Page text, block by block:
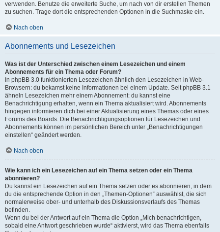
verwenden. Benutze die erweiterte Suche, um nach von dir erstellen Themen
zu suchen. Trage dort die entsprechenden Optionen in die Suchmaske ein.
Nach oben
Abonnements und Lesezeichen
Was ist der Unterschied zwischen einem Lesezeichen und einem
Abonnements für ein Thema oder Forum?
In phpBB 3.0 funktionierten Lesezeichen ähnlich den Lesezeichen in Web-
Browsern: du bekamst keine Informationen bei einem Update. Seit phpBB 3.1
ähneln Lesezeichen mehr einem Abonnement: du kannst eine
Benachrichtigung erhalten, wenn ein Thema aktualisiert wird. Abonnements
hingegen informieren dich bei einer Aktualisierung eines Themas oder eines
Forums des Boards. Die Benachrichtigungsoptionen für Lesezeichen und
Abonnements können im persönlichen Bereich unter „Benachrichtigungen
einstellen“ geändert werden.
Nach oben
Wie kann ich ein Lesezeichen auf ein Thema setzen oder ein Thema
abonnieren?
Du kannst ein Lesezeichen auf ein Thema setzen oder es abonnieren, in dem
du die entsprechende Option in den „Themen-Optionen“ auswählst, die sich
normalerweise ober- und unterhalb des Diskussionsverlaufs des Themas
befinden.
Wenn du bei der Antwort auf ein Thema die Option „Mich benachrichtigen,
sobald eine Antwort geschrieben wurde“ aktivierst, wird das Thema ebenfalls